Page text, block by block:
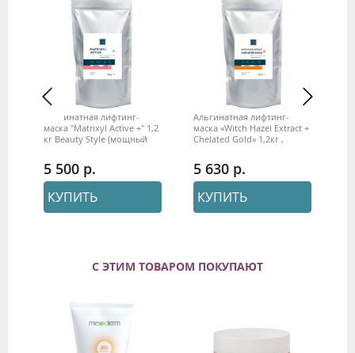
Альгинатная лифтинг-
маска "Matrixyl Active +" 1,2
кг Beauty Stylе (мощный
5 500
КУПИТЬ
Альгинатная лифтинг-
маска «Witch Hazel Extract +
Chelated Gold» 1,2кг ,
5 630
КУПИТЬ
С ЭТИМ ТОВАРОМ ПОКУПАЮТ